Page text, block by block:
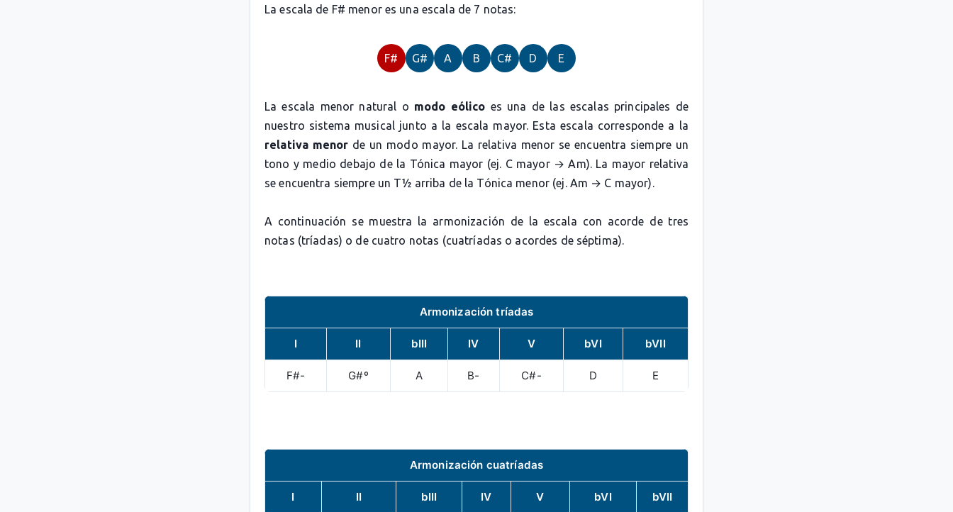
La escala de F# menor es una escala de 7 notas:
F# G# A B C# D E
La escala menor natural o modo eólico es una de las escalas principales de
nuestro sistema musical junto a la escala mayor. Esta escala corresponde a la
relativa menor de un modo mayor. La relativa menor se encuentra siempre un
tono y medio debajo de la Tónica mayor (ej. C mayor → Am). La mayor relativa
se encuentra siempre un T½ arriba de la Tónica menor (ej. Am → C mayor).
A continuación se muestra la armonización de la escala con acorde de tres
notas (tríadas) o de cuatro notas (cuatríadas o acordes de séptima).
Armonización tríadas
I II bIII IV V bVI bVII
F#- G#º A B- C#- D E
Armonización cuatríadas
I II bIII IV V bVI bVII